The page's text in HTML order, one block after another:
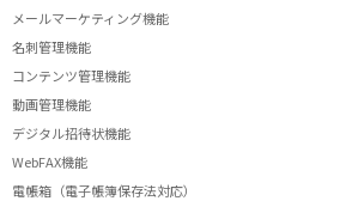
メールマーケティング機能
名刺管理機能
コンテンツ管理機能
動画管理機能
デジタル招待状機能
WebFAX機能
電帳箱（電子帳簿保存法対応）